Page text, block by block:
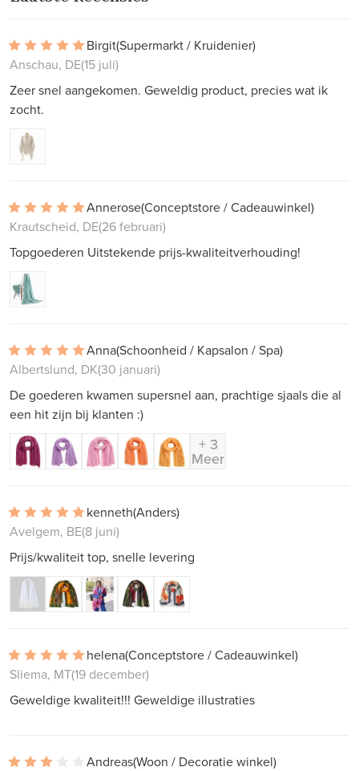
Birgit(Supermarkt / Kruidenier)
Anschau, DE(15 juli)
Zeer snel aangekomen. Geweldig product, precies wat ik
zocht.
Annerose(Conceptstore / Cadeauwinkel)
Krautscheid, DE(26 februari)
Topgoederen Uitstekende prijs-kwaliteitverhouding!
Anna(Schoonheid / Kapsalon / Spa)
Albertslund, DK(30 januari)
De goederen kwamen supersnel aan, prachtige sjaals die al
een hit zijn bij klanten :)
+ 3
Meer
kenneth(Anders)
Avelgem, BE(8 juni)
Prijs/kwaliteit top, snelle levering
helena(Conceptstore / Cadeauwinkel)
Sliema, MT(19 december)
Geweldige kwaliteit!!! Geweldige illustraties
Andreas(Woon / Decoratie winkel)